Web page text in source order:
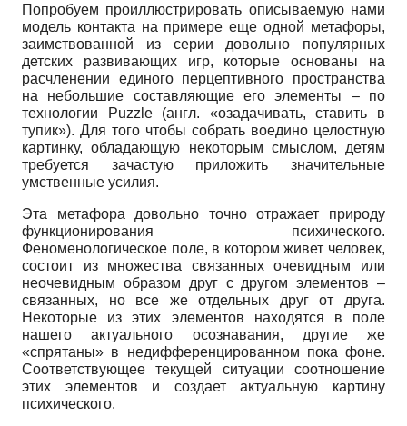
Попробуем проиллюстрировать описываемую нами
модель контакта на примере еще одной метафоры,
заимствованной из серии довольно популярных
детских развивающих игр, которые основаны на
расчленении единого перцептивного пространства
на небольшие составляющие его элементы – по
технологии Puzzle (англ. «озадачивать, ставить в
тупик»). Для того чтобы собрать воедино целостную
картинку, обладающую некоторым смыслом, детям
требуется зачастую приложить значительные
умственные усилия.
Эта метафора довольно точно отражает природу
функционирования психического.
Феноменологическое поле, в котором живет человек,
состоит из множества связанных очевидным или
неочевидным образом друг с другом элементов –
связанных, но все же отдельных друг от друга.
Некоторые из этих элементов находятся в поле
нашего актуального осознавания, другие же
«спрятаны» в недифференцированном пока фоне.
Соответствующее текущей ситуации соотношение
этих элементов и создает актуальную картину
психического.